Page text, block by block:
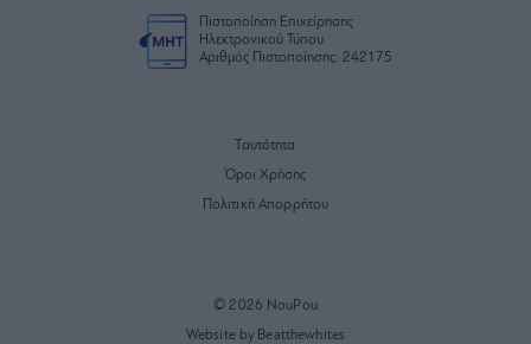
Πιστοποίηση Επιχείρησης
Ηλεκτρονικού Τύπου
Αριθμός Πιστοποίησης: 242175
Ταυτότητα
Όροι Χρήσης
Πολιτική Απορρήτου
© 2026 NouPou
Website by Beatthewhites